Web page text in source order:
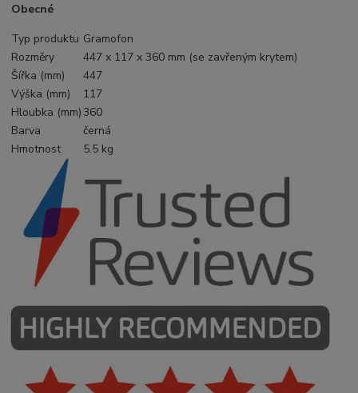
Obecné
Typ produktu Gramofon
Rozměry
447 x 117 x 360 mm (se zavřeným krytem)
Šířka (mm)
447
Výška (mm)
117
Hloubka (mm)360
Barva
černá
Hmotnost
5.5 kg